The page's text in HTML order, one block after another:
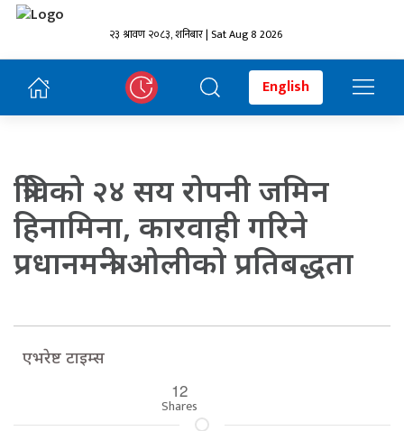
२३ श्रावण २०८३, शनिबार | Sat Aug 8 2026
English
त्रिविको २४ सय रोपनी जमिन
हिनामिना, कारवाही गरिने
प्रधानमन्त्री ओलीको प्रतिबद्धता
एभरेष्ट टाइम्स
12
Shares